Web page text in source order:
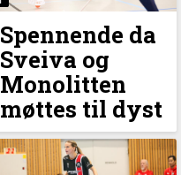
Spennende da
Sveiva og
Monolitten
møttes til dyst